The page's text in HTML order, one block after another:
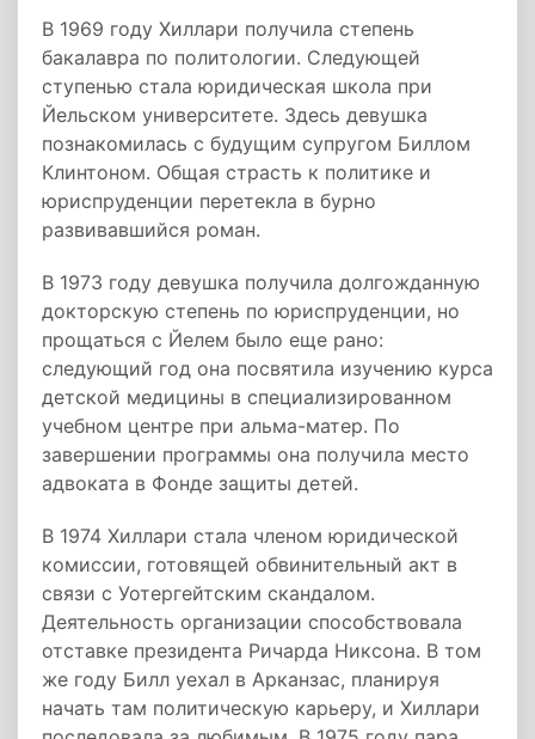
В 1969 году Хиллари получила степень
бакалавра по политологии. Следующей
ступенью стала юридическая школа при
Йельском университете. Здесь девушка
познакомилась с будущим супругом Биллом
Клинтоном. Общая страсть к политике и
юриспруденции перетекла в бурно
развивавшийся роман.
В 1973 году девушка получила долгожданную
докторскую степень по юриспруденции, но
прощаться с Йелем было еще рано:
следующий год она посвятила изучению курса
детской медицины в специализированном
учебном центре при альма-матер. По
завершении программы она получила место
адвоката в Фонде защиты детей.
В 1974 Хиллари стала членом юридической
комиссии, готовящей обвинительный акт в
связи с Уотергейтским скандалом.
Деятельность организации способствовала
отставке президента Ричарда Никсона. В том
же году Билл уехал в Арканзас, планируя
начать там политическую карьеру, и Хиллари